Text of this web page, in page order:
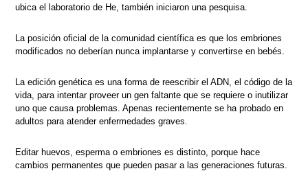
ubica el laboratorio de He, también iniciaron una pesquisa.
La posición oficial de la comunidad científica es que los embriones
modificados no deberían nunca implantarse y convertirse en bebés.
La edición genética es una forma de reescribir el ADN, el código de la
vida, para intentar proveer un gen faltante que se requiere o inutilizar
uno que causa problemas. Apenas recientemente se ha probado en
adultos para atender enfermedades graves.
Editar huevos, esperma o embriones es distinto, porque hace
cambios permanentes que pueden pasar a las generaciones futuras.